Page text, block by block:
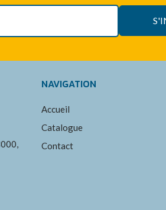
NAVIGATION
Accueil
Catalogue
Contact